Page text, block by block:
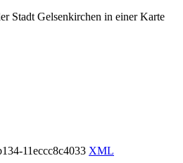
Stadt Gelsenkirchen in einer Karte
11eccc8c4033 XML